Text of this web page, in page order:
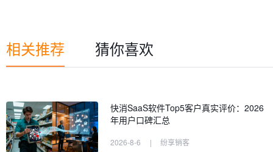
相关推荐 猜你喜欢
快消SaaS软件Top5客户真实评价：2026
年用户口碑汇总
2026-8-6 | 纷享销客